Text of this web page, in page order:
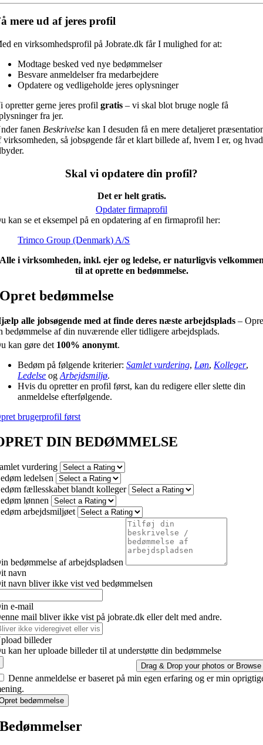
mere ud af jeres profil
en virksomhedsprofil på Jobrate.dk får I mulighed for at:
Modtage besked ved nye bedømmelser
Besvare anmeldelser fra medarbejdere
Opdatere og vedligeholde jeres oplysninger
opretter gerne jeres profilgratis – vi skal blot bruge nogle få
fra jer.
fanen Beskrivelse kan I desuden få en mere detaljeret
virksomheden, så jobsøgende får et klart billede af, hvem I er, og
Skal vi opdatere din profil?
Det er helt gratis.
Opdater firmaprofil
kan se et eksempel på en opdatering af en firmaprofil her:
Trimco Group (Denmark) A/S
i virksomheden, inkl. ejer og ledelse, er naturligvis
til at oprette en bedømmelse.
Opret bedømmelse
alle jobsøgende med at finde deres næste arbejdsplads –
bedømmelse af din nuværende eller tidligere arbejdsplads.
kan gøre det 100% anonymt.
Bedøm på følgende kriterier:Samlet vurdering, Løn, Kolleger,
Ledelse ogArbejdsmiljø.
Hvis du opretter en profil først, kan du redigere eller slette din
anmeldelse efterfølgende.
brugerprofil først
DIN BEDØMMELSE
vurdering
ledelsen
fællesskabet blandt kolleger
lønnen
arbejdsmiljøet
bedømmelse af arbejdspladsen
navn
navn bliver ikke vist ved bedømmelsen
e-mail
mail bliver ikke vist på jobrate.dk eller delt med andre.
billeder
kan her uploade billeder til at understøtte din bedømmelse
Drag & Drop your photos or Browse
Denne anmeldelse er baseret på min egen erfaring og er min
bedømmelse
Bedømmelser